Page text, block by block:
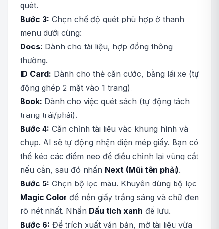
quét.
Bước 3: Chọn chế độ quét phù hợp ở thanh
menu dưới cùng:
Docs: Dành cho tài liệu, hợp đồng thông
thường.
ID Card: Dành cho thẻ căn cước, bằng lái xe (tự
động ghép 2 mặt vào 1 trang).
Book: Dành cho việc quét sách (tự động tách
trang trái/phải).
Bước 4: Căn chỉnh tài liệu vào khung hình và
chụp. AI sẽ tự động nhận diện mép giấy. Bạn có
thể kéo các điểm neo để điều chỉnh lại vùng cắt
nếu cần, sau đó nhấn Next (Mũi tên phải).
Bước 5: Chọn bộ lọc màu. Khuyên dùng bộ lọc
Magic Color để nền giấy trắng sáng và chữ đen
rõ nét nhất. Nhấn Dấu tích xanh để lưu.
Bước 6: Để trích xuất văn bản, mở tài liệu vừa